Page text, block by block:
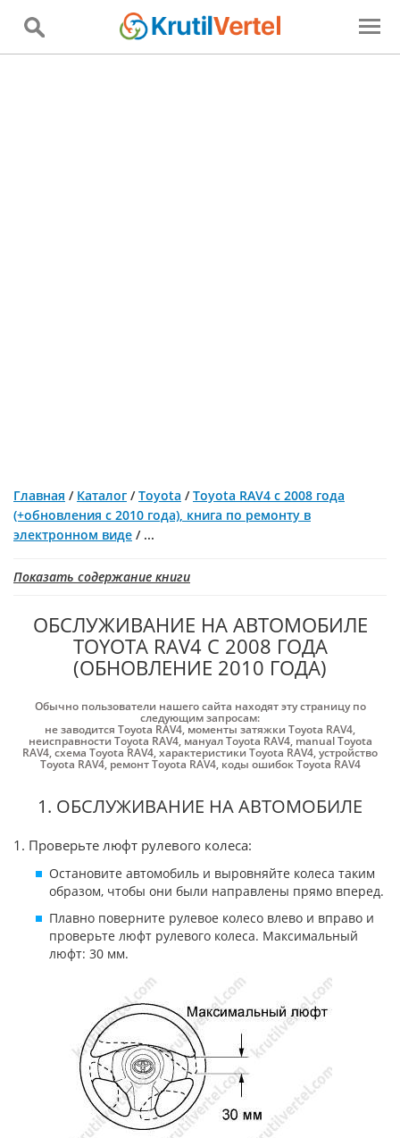
Главная / Каталог /Toyota /Toyota RAV4 с 2008 года
(+обновления с 2010 года), книга по ремонту в
электронном виде / ...
Показать содержание книги
ОБСЛУЖИВАНИЕ НА АВТОМОБИЛЕ
TOYOTA RAV4 С 2008 ГОДА
(ОБНОВЛЕНИЕ 2010 ГОДА)
Обычно пользователи нашего сайта находят эту страницу по
следующим запросам:
не заводится Toyota RAV4, моменты затяжки Toyota RAV4,
неисправности Toyota RAV4, мануал Toyota RAV4, manual Toyota
RAV4,схема Toyota RAV4,характеристики Toyota RAV4,устройство
Toyota RAV4, ремонт Toyota RAV4, коды ошибок Toyota RAV4
1. ОБСЛУЖИВАНИЕ НА АВТОМОБИЛЕ
1. Проверьте люфт рулевого колеса:
Остановите автомобиль и выровняйте колеса таким
образом, чтобы они были направлены прямо вперед.
Плавно поверните рулевое колесо влево и вправо и
проверьте люфт рулевого колеса. Максимальный
люфт: 30 мм.